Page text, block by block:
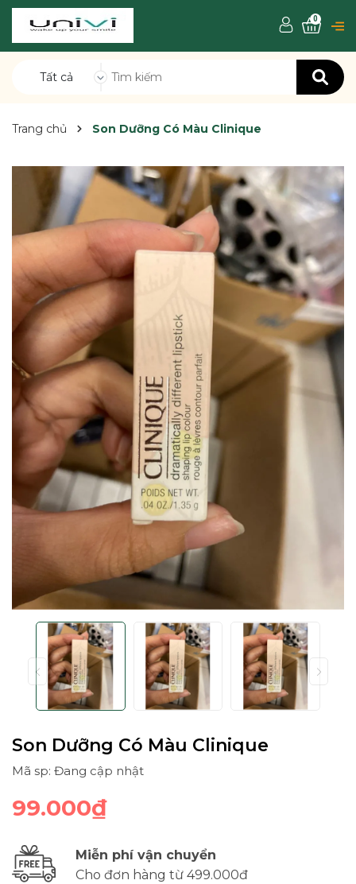
Tất cả
0
Trang chủ Son Dưỡng Có Màu Clinique
Son Dưỡng Có Màu Clinique
Mã sp: Đang cập nhật
99.000₫
Miễn phí vận chuyển
Cho đơn hàng từ 499.000đ